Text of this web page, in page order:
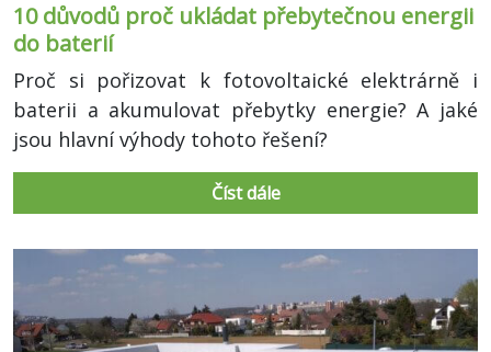
10 důvodů proč ukládat přebytečnou energii
do baterií
Proč si pořizovat k fotovoltaické elektrárně i
baterii a akumulovat přebytky energie? A jaké
jsou hlavní výhody tohoto řešení?
Číst dále